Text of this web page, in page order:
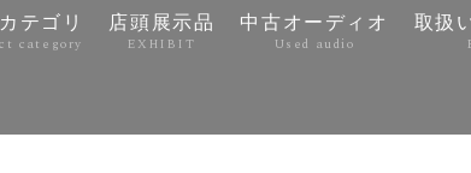
テゴリ
category
店頭展示品
EXHIBIT
中古オーディオ
Used audio
取扱